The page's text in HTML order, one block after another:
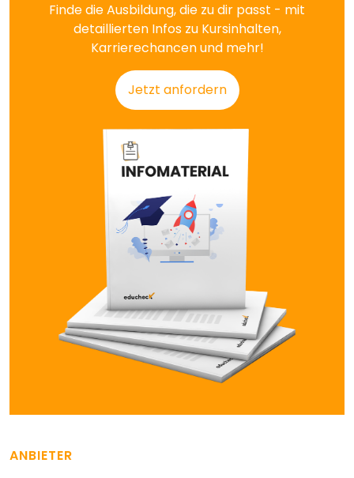
Finde die Ausbildung, die zu dir passt - mit
detaillierten Infos zu Kursinhalten,
Karrierechancen und mehr!
Jetzt anfordern
ANBIETER